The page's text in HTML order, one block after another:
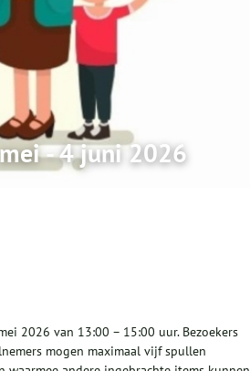
- 4 juni 2026
2026 van 13:00 – 15:00 uur. Bezoekers
mogen maximaal vijf spullen